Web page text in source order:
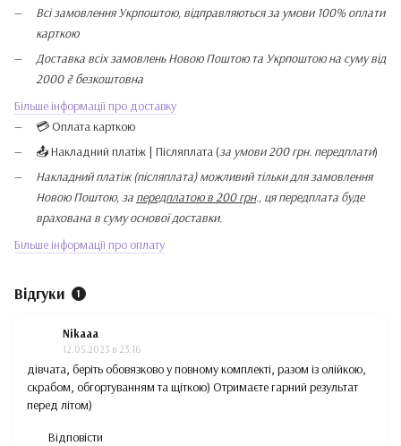
Всі замовлення Укрпоштою, відправляються за умови 100% оплати
карткою
Доставка всіх замовлень Новою Поштою та Укрпоштою на суму від
2000 ₴ безкоштовна
Більше інформації про доставку
💳 Оплата карткою
📤 Накладний платіж | Післяплата (за умови 200 грн. передплати)
Накладний платіж (післяплата) можливий тільки для замовлення
Новою Поштою, за передплатою в 200 грн., ця передплата буде
врахована в суму основої доставки.
Більше інформації про оплату
Відгуки 1
Nikaaa
12.05.2023 в 23:16
дівчата, беріть обовязково у повному комплекті, разом із олійкою,
скрабом, обгортуванням та щіткою) Отримаєте гарний результат
перед літом)
Відповісти